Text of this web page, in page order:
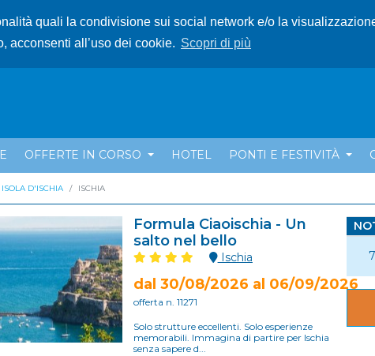
quali la condivisione sui social network e/o la
acconsenti all’uso dei cookie. Scopri di più
OFFERTE IN CORSO HOTEL PONTI E FESTIVITÀ
ISOLA D'ISCHIA ISCHIA
Formula Ciaoischia - Un
salto nel bello
Ischia
dal 30/08/2026 al 06/09/2026
offerta n. 11271
Solo strutture eccellenti. Solo esperienze
memorabili. Immagina di partire per Ischia
senza sapere d...
7